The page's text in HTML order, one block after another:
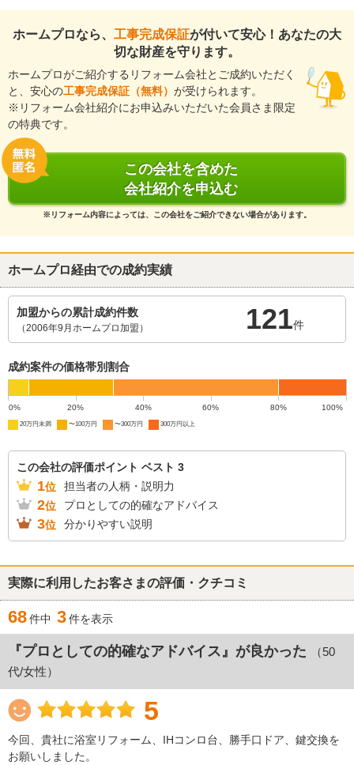
ホームプロなら、 工事完成保証が付いて安心！あなたの大
切な財産を守ります。
ホームプロがご紹介するリフォーム会社とご成約いただく
と、安心の工事完成保証（無料） が受けられます。
※リフォーム会社紹介にお申込みいただいた会員さま限定
の特典です。
この会社を含めた
会社紹介を申込む
※リフォーム内容によっては、この会社をご紹介できない場合があります。
ホームプロ経由での成約実績
加盟からの累計成約件数
（2006年9月ホームプロ加盟） 121件
成約案件の価格帯別割合
0% 20% 40% 60% 80% 100%
20万円未満 〜100万円 〜300万円 300万円以上
この会社の評価ポイント ベスト 3
1位 担当者の人柄・説明力
2位 プロとしての的確なアドバイス
3位 分かりやすい説明
実際に利用したお客さまの評価・クチコミ
68件中 3件を表示
『プロとしての的確なアドバイス』が良かった
（50
代/女性）
5
​今回、貴社に浴室リフォーム、IHコンロ台、勝手口ドア、鍵交換を
お願いしました。